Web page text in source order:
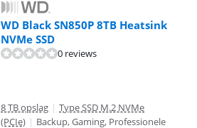
WD Black SN850P 8TB Heatsink
NVMe SSD
0 reviews
8 TB opslag | Type SSD M.2 NVMe
(PCIe) | Backup, Gaming, Professionele